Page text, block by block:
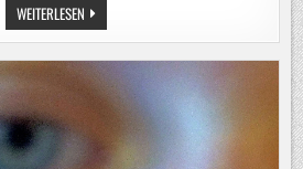
WEITERLESEN CEUTA-
KRISE:
EU
FORDERT
VON
META
UND
TIKTOK
GEGEN
FALSCHINFORMATIONEN